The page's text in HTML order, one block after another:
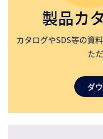
製品カ
カタログやSDS等の資
た
ダ